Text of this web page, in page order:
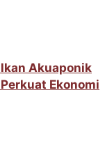
Akuaponik
Ekonomi